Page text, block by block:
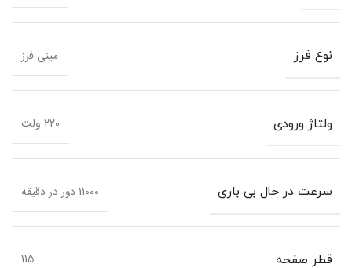
نوع فرز مینی فرز
ولتاژ ورودی ۲۲۰ ولت
سرعت در حال بی باری 11000 دور در دقیقه
قطر صفحه 115